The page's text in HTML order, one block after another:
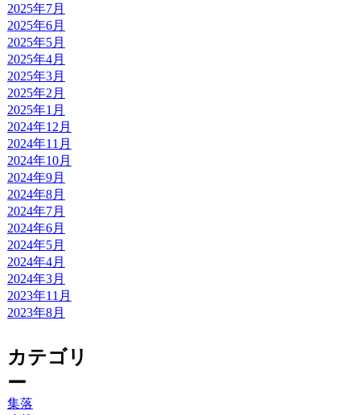
2025年7月
2025年6月
2025年5月
2025年4月
2025年3月
2025年2月
2025年1月
2024年12月
2024年11月
2024年10月
2024年9月
2024年8月
2024年7月
2024年6月
2024年5月
2024年4月
2024年3月
2023年11月
2023年8月
カテゴリ
ー
集落